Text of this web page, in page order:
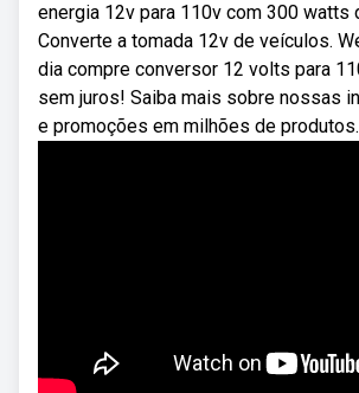
energia 12v para 110v com 300 watts
Converte a tomada 12v de veículos.
dia compre conversor 12 volts para
sem juros! Saiba mais sobre nossas
e promoções em milhões de produtos.